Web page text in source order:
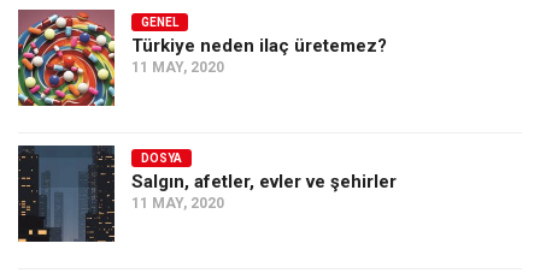
GENEL
Türkiye neden ilaç üretemez?
11 MAY, 2020
DOSYA
Salgın, afetler, evler ve şehirler
11 MAY, 2020